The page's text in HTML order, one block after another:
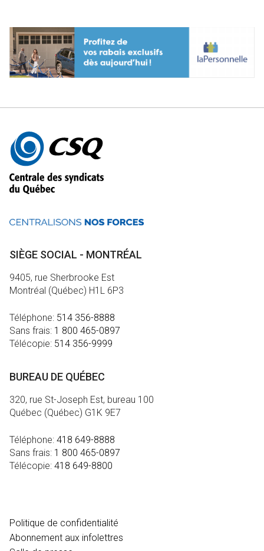
Autres
informations
SIÈGE SOCIAL - MONTRÉAL
9405, rue Sherbrooke Est
Montréal (Québec) H1L 6P3
Téléphone: 514 356-8888
Sans frais: 1 800 465-0897
Télécopie: 514 356-9999
BUREAU DE QUÉBEC
320, rue St-Joseph Est, bureau 100
Québec (Québec) G1K 9E7
Téléphone: 418 649-8888
Sans frais: 1 800 465-0897
Télécopie: 418 649-8800
Politique de confidentialité
Abonnement aux infolettres